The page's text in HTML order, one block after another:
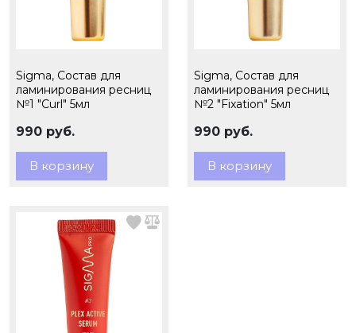
Sigma, Состав для
ламинирования ресниц
№1 "Curl" 5мл
990 руб.
В корзину
Sigma, Состав для
ламинирования ресниц
№2 "Fixation" 5мл
990 руб.
В корзину